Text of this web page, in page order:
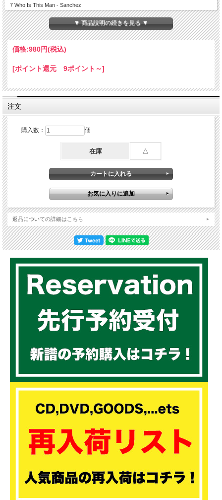
7 Who Is This Man - Sanchez
8 Take Up Your Cross - Morgan Heritage
9 Beautitude - Claudelle Clarke
10 Christian Soldiers - Garnet Silk
▼ 商品説明の続きを見る ▼
価格:980円(税込)
[ポイント還元 9ポイント～]
注文
購入数： 個
在庫 △
返品についての詳細はこちら